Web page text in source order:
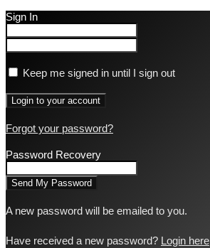
Sign In
Keep me signed in until I sign out
Forgot your password?
Password Recovery
A new password will be emailed to you.
Have received a new password? Login here